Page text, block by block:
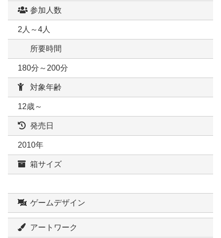
参加人数
2人～4人
所要時間
180分～200分
対象年齢
12歳～
発売日
2010年
箱サイズ
ゲームデザイン
アートワーク